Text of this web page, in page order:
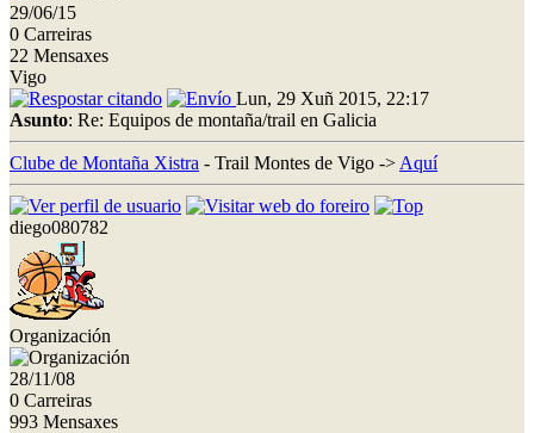
29/06/15
0 Carreiras
22 Mensaxes
Vigo
Lun, 29 Xuñ 2015, 22:17
Asunto: Re: Equipos de montaña/trail en Galicia
Clube de Montaña Xistra - Trail Montes de Vigo -> Aquí
diego080782
Organización
28/11/08
0 Carreiras
993 Mensaxes